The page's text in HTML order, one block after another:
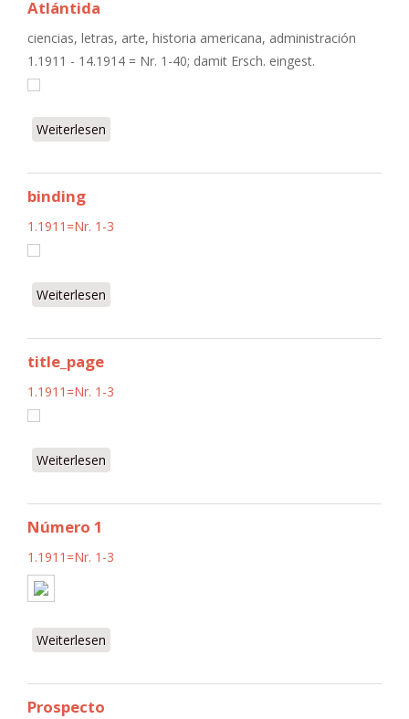
Atlántida
ciencias, letras, arte, historia americana, administración
1.1911 - 14.1914 = Nr. 1-40; damit Ersch. eingest.
Weiterlesen
binding
1.1911=Nr. 1-3
Weiterlesen
title_page
1.1911=Nr. 1-3
Weiterlesen
Número 1
1.1911=Nr. 1-3
Weiterlesen
Prospecto